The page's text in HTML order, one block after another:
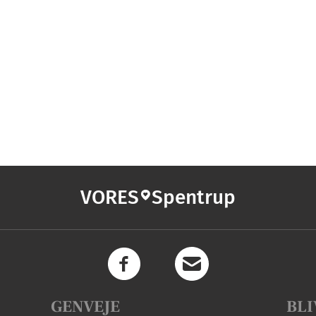
VORES Spentrup
GENVEJE